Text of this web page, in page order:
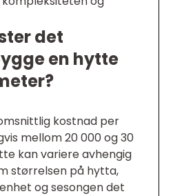
det
en hytte
kostnad per
mellom 20 000 og 30
kan variere avhengig
størrelsen på hytta,
og sesongen det